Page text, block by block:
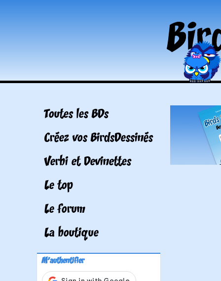
Toutes les BDs
Créez vos BirdsDessinés
Verbi et Devinettes
Le top
Le forum
La boutique
M'authentifier